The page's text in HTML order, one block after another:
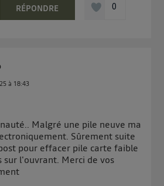
RÉPONDRE 0
à 18:43
Malgré une pile neuve ma
Sûrement suite
pour effacer pile carte faible
sur l'ouvrant. Merci de vos